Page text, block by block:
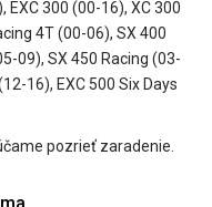
EXC 300 (00-16), XC 300
4T (00-06), SX 400
09), SX 450 Racing (03-
16), EXC 500 Six Days
pozrieť zaradenie.